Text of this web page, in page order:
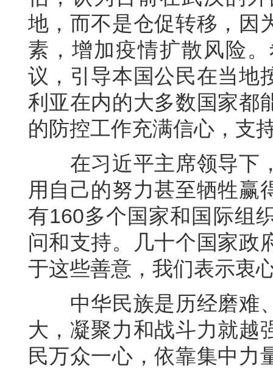
地，而不是仓促转移，因
素，增加疫情扩散风险
议，引导本国公民在当地
利亚在内的大多数国家都
的防控工作充满信心，支
在习近平主席领导下，
用自己的努力甚至牺牲赢
有160多个国家和国际组
问和支持。几十个国家政
于这些善意，我们表示衷
中华民族是历经磨难、
大，凝聚力和战斗力就越
民万众一心，依靠集中力